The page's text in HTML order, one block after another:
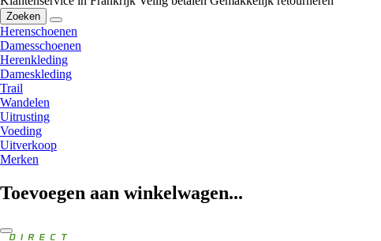
Zoeken
Herenschoenen
Damesschoenen
Herenkleding
Dameskleding
Trail
Wandelen
Uitrusting
Voeding
Uitverkoop
Merken
Toevoegen aan winkelwagen...